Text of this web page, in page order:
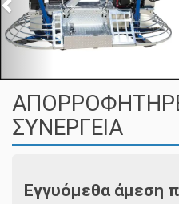
ΣΥΝΕΡΓΕΙΑ
Εγγυόμεθα άμεση